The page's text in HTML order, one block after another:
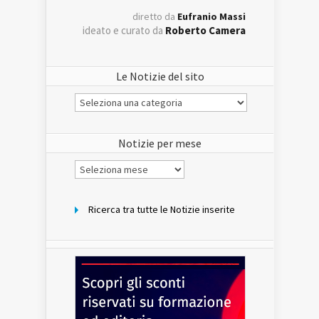
diretto da Eufranio Massi
ideato e curato da Roberto Camera
Le Notizie del sito
Le
Notizie
Notizie per mese
Notizie
per
Ricerca tra tutte le Notizie inserite